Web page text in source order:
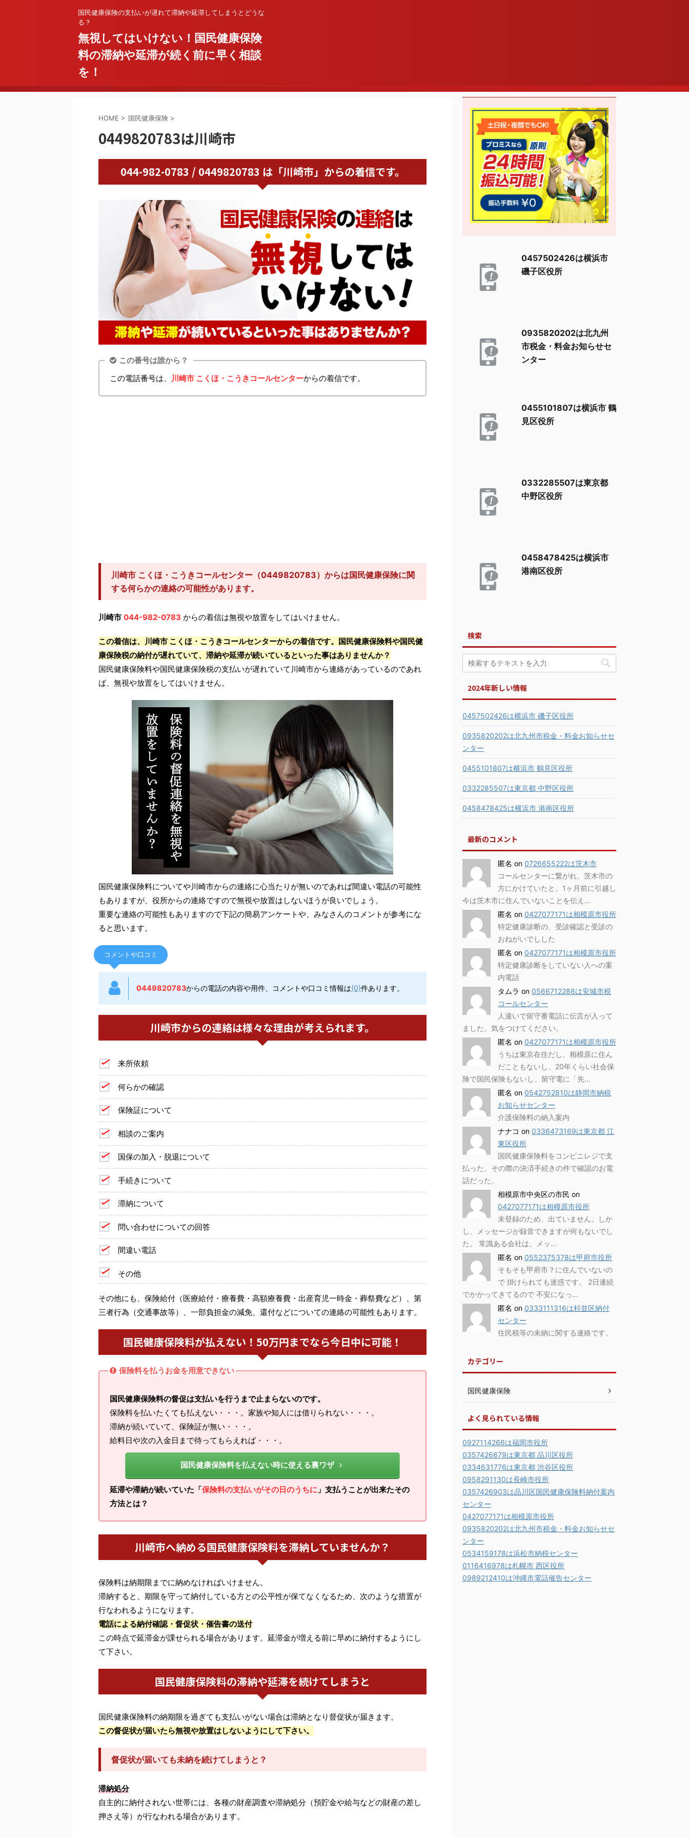
国民健康保険の支払いが遅れて滞納や延滞してしまうとどうな
る？
無視してはいけない！国民健康保険
料の滞納や延滞が続く前に早く相談
を！
HOME > 国民健康保険 >
0449820783は川崎市
044-982-0783 / 0449820783 は「川崎市」からの着信です。
この番号は誰から？
この電話番号は、
川崎市 こくほ・こうきコールセンターからの着信です。
川崎市 こくほ・こうきコールセンター（0449820783）からは国民健康保険に関
する何らかの連絡の可能性があります。
川崎市 044-982-0783 からの着信は無視や放置をしてはいけません。
この着信は、川崎市 こくほ・こうきコールセンターからの着信です。国民健康保険料や国民健
康保険税の納付が遅れていて、滞納や延滞が続いているといった事はありませんか？
国民健康保険料や国民健康保険税の支払いが遅れていて川崎市から連絡があっているのであれ
ば、無視や放置をしてはいけません。
国民健康保険料についてや川崎市からの連絡に心当たりが無いのであれば間違い電話の可能性
もありますが、役所からの連絡ですので無視や放置はしないほうが良いでしょう。
重要な連絡の可能性もありますので下記の簡易アンケートや、みなさんのコメントが参考にな
ると思います。
コメントや口コミ
0449820783からの電話の内容や用件、コメントや口コミ情報は(0)件あります。
川崎市からの連絡は様々な理由が考えられます。
来所依頼
何らかの確認
保険証について
相談のご案内
国保の加入・脱退について
手続きについて
滞納について
問い合わせについての回答
間違い電話
その他
その他にも、保険給付（医療給付・療養費・高額療養費・出産育児一時金・葬祭費など）、第
三者行為（交通事故等）、一部負担金の減免、還付などについての連絡の可能性もあります。
国民健康保険料が払えない！50万円までなら今日中に可能！
保険料を払うお金を用意できない
国民健康保険料の督促は支払いを行うまで止まらないのです。
保険料を払いたくても払えない・・・。家族や知人には借りられない・・・。
滞納が続いていて、保険証が無い・・・。
給料日や次の入金日まで待ってもらえれば・・・。
国民健康保険料を払えない時に使える裏ワザ
延滞や滞納が続いていた「保険料の支払いがその日のうちに 」支払うことが出来たその
方法とは？
川崎市へ納める国民健康保険料を滞納していませんか？
保険料は納期限までに納めなければいけません。
滞納すると、期限を守って納付している方との公平性が保てなくなるため、次のような措置が
行なわれるようになります。
電話による納付確認・督促状・催告書の送付
この時点で延滞金が課せられる場合があります。延滞金が増える前に早めに納付するようにし
て下さい。
国民健康保険料の滞納や延滞を続けてしまうと
国民健康保険料の納期限を過ぎても支払いがない場合は滞納となり督促状が届きます。
この督促状が届いたら無視や放置はしないようにして下さい。
督促状が届いても未納を続けてしまうと？
滞納処分
自主的に納付されない世帯には、各種の財産調査や滞納処分（預貯金や給与などの財産の差し
押さえ等）が行なわれる場合があります。
0457502426は横浜市
磯子区役所
0935820202は北九州
市税金・料金お知らせセ
ンター
0455101807は横浜市 鶴
見区役所
0332285507は東京都
中野区役所
0458478425は横浜市
港南区役所
検索
2024年新しい情報
0457502426は横浜市 磯子区役所
0935820202は北九州市税金・料金お知らせセ
ンター
0455101807は横浜市 鶴見区役所
0332285507は東京都 中野区役所
0458478425は横浜市 港南区役所
最新のコメント
匿名 on 0726655222は茨木市
コールセンターに繋がれ、茨木市の
方にかけていたと。1ヶ月前に引越し
今は茨木市に住んでいないことを伝え…
匿名 on 0427077171は相模原市役所
特定健康診断の、受診確認と受診の
おねがいでしした
匿名 on 0427077171は相模原市役所
特定健康診断をしていない人への案
内電話
タムラ on 0566712288は安城市税
コールセンター
人違いで留守番電話に伝言が入って
ました。気をつけてください。
匿名 on 0427077171は相模原市役所
うちは東京在住だし、相模原に住ん
だこともないし、20年くらい社会保
険で国民保険もないし、留守電に「先…
匿名 on 0542752810は静岡市納税
お知らせセンター
介護保険料の納入案内
ナナコ on 0336473169は東京都 江
東区役所
国民健康保険料をコンビニレジで支
払った。その際の決済手続きの件で確認のお電
話だった。
相模原市中央区の市民 on
0427077171は相模原市役所
未登録のため、出ていません。しか
し、メッセージが録音できますが何もないでし
た。 常識ある会社は、メッ…
匿名 on 0552375378は甲府市役所
そもそも甲府市？に住んでいないの
で 掛けられても迷惑です。 2日連続
でかかってきてるので 不安になっ…
匿名 on 0333111316は杉並区納付
センター
住民税等の未納に関する連絡です。
カテゴリー
国民健康保険
よく見られている情報
0927114266は福岡市役所
0357426679は東京都 品川区役所
0334631776は東京都 渋谷区役所
0958291130は長崎市役所
0357426903は品川区国民健康保険料納付案内
センター
0427077171は相模原市役所
0935820202は北九州市税金・料金お知らせセ
ンター
0534159178は浜松市納税センター
0116416978は札幌市 西区役所
0989212410は沖縄市電話催告センター